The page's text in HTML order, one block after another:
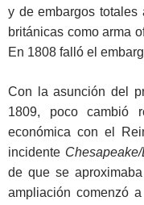
y de embargos totales
británicas como arma
En 1808 falló el
Con la asunción del
1809, poco cambió
económica con el
incidente
de que se
ampliación comenzó